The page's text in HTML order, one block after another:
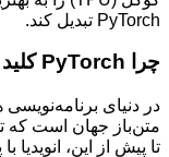
PyTorch تبدیل کند.
چرا PyTorch کلید نبرد هوش مصنوعی است
متن‌باز جهان است که